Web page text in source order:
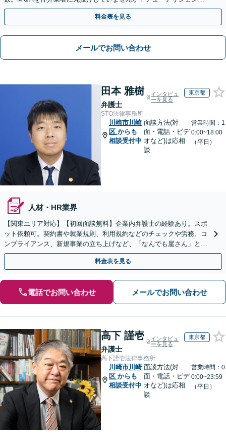
や契約書作成・交渉はお任せください【初回無料】
料金表を見る
メールでお問い合わせ
田本 雅樹
弁護士
インタビュ
ーを見る
東京都
STO法律事務所
川崎市川崎
区 からも
相談受付中
面談方法(対
面・電話・ビデ
オなど)は応相
談
営業時間：1
0:00~18:00
（平日）
人材・HR業界
【関東エリア対応】【初回面談無料】企業内弁護士の経験あり。スポ
ット依頼可。契約書や就業規則、利用規約などのチェックや労務、コ
ンプライアンス、新規事業の立ち上げなど、「なんでも屋さん」とし
てオールマイティに対応します【休日・夜間面談可】
料金表を見る
電話でお問い合わせ メールでお問い合わせ
高下 謹壱
弁護士
インタビュ
ーを見る
東京都
高下謹壱法律事務所
川崎市川崎
区 からも
相談受付中
面談方法(対
面・電話・ビデ
オなど)は応相
談
営業時間：0
0:00~23:59
（平日）